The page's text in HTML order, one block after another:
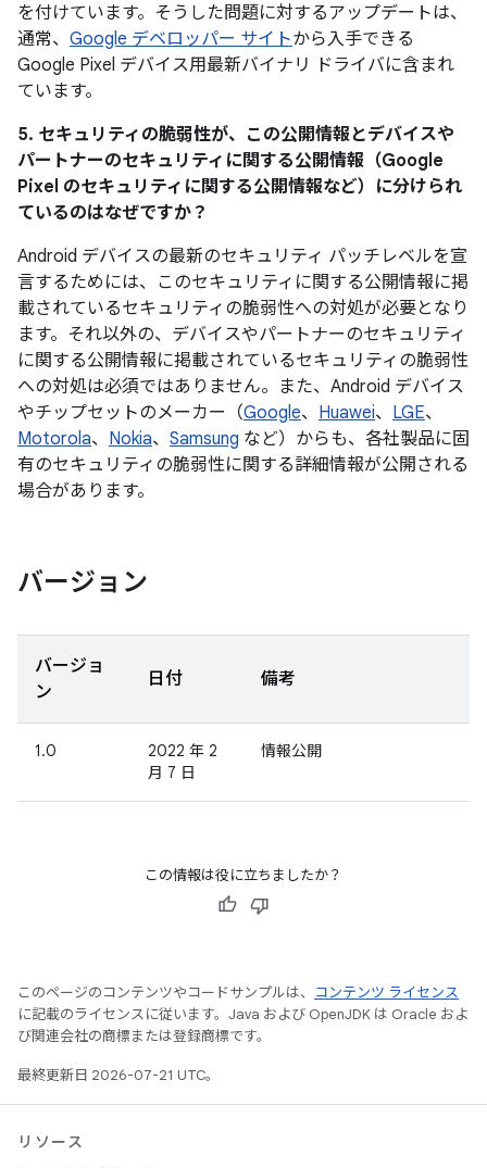
を付けています。そうした問題に対するアップデートは、
通常、 Google デベロッパー サイトから入手できる
Google Pixel デバイス用最新バイナリ ドライバに含まれ
ています。
5. セキュリティの脆弱性が、この公開情報とデバイスや
パートナーのセキュリティに関する公開情報（Google
Pixel のセキュリティに関する公開情報など）に分けられ
ているのはなぜですか？
Android デバイスの最新のセキュリティ パッチレベルを宣
言するためには、このセキュリティに関する公開情報に掲
載されているセキュリティの脆弱性への対処が必要となり
ます。それ以外の、デバイスやパートナーのセキュリティ
に関する公開情報に掲載されているセキュリティの脆弱性
への対処は必須ではありません。また、Android デバイス
やチップセットのメーカー（Google、 Huawei、 LGE、
Motorola、 Nokia、 Samsung など）からも、各社製品に固
有のセキュリティの脆弱性に関する詳細情報が公開される
場合があります。
バージョン
バージョ
ン
日付 備考
1.0
2022 年 2
月 7 日
情報公開
この情報は役に立ちましたか？
このページのコンテンツやコードサンプルは、
コンテンツ ライセンス
に記載のライセンスに従います。Java および OpenJDK は Oracle およ
び関連会社の商標または登録商標です。
最終更新日 2026-07-21 UTC。
リソース